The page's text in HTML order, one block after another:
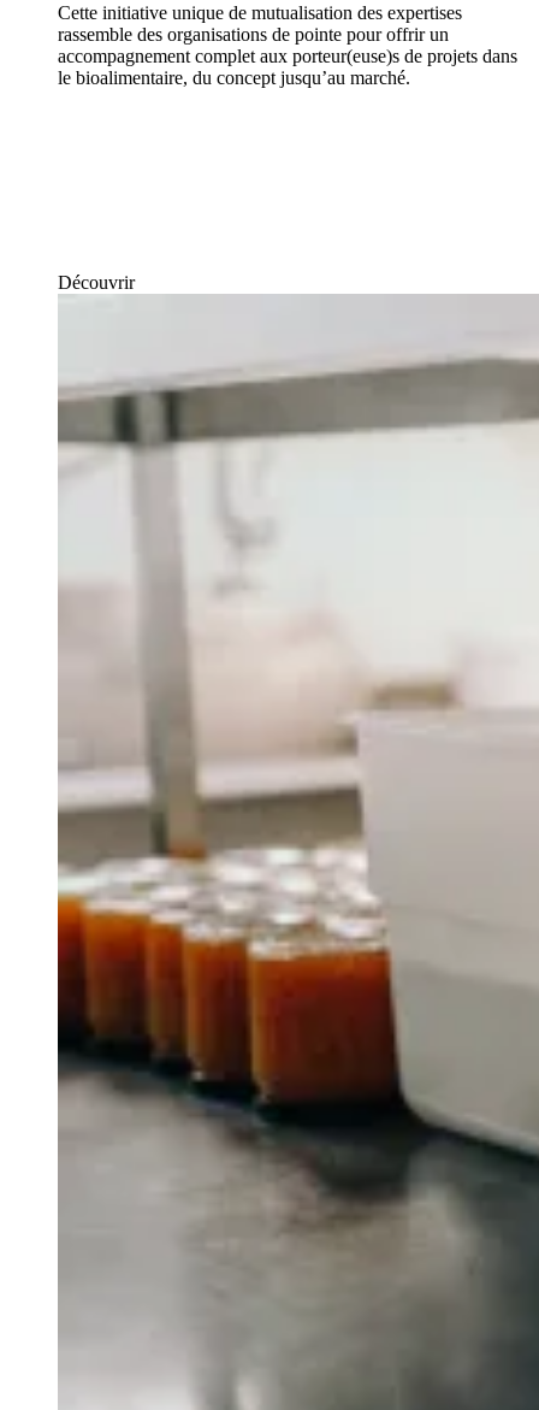
Cette initiative unique de mutualisation des expertises
rassemble des organisations de pointe pour offrir un
accompagnement complet aux porteur(euse)s de projets dans
le bioalimentaire, du concept jusqu’au marché.
Découvrir